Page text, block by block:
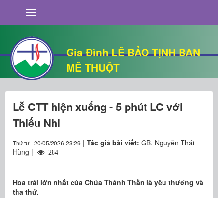
Gia Đình LÊ BẢO TỊNH BAN
MÊ THUỘT
GIỚI THIỆU
TIN TỨC
SỐNG ĐẠO
CHUYỆN NHÀ
QUÁN VĂN
THƯ GIÃN
Lễ CTT hiện xuống - 5 phút LC với
Thiếu Nhi
Thứ tư - 20/05/2026 23:29 | Tác giả bài viết: GB. Nguyễn Thái
Hùng |
284
Hoa trái lớn nhất của Chúa Thánh Thần là yêu thương và
tha thứ.